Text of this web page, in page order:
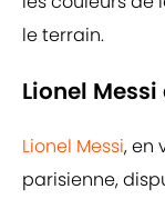
le terrain.
Lionel
Lionel Messi, en
parisienne,